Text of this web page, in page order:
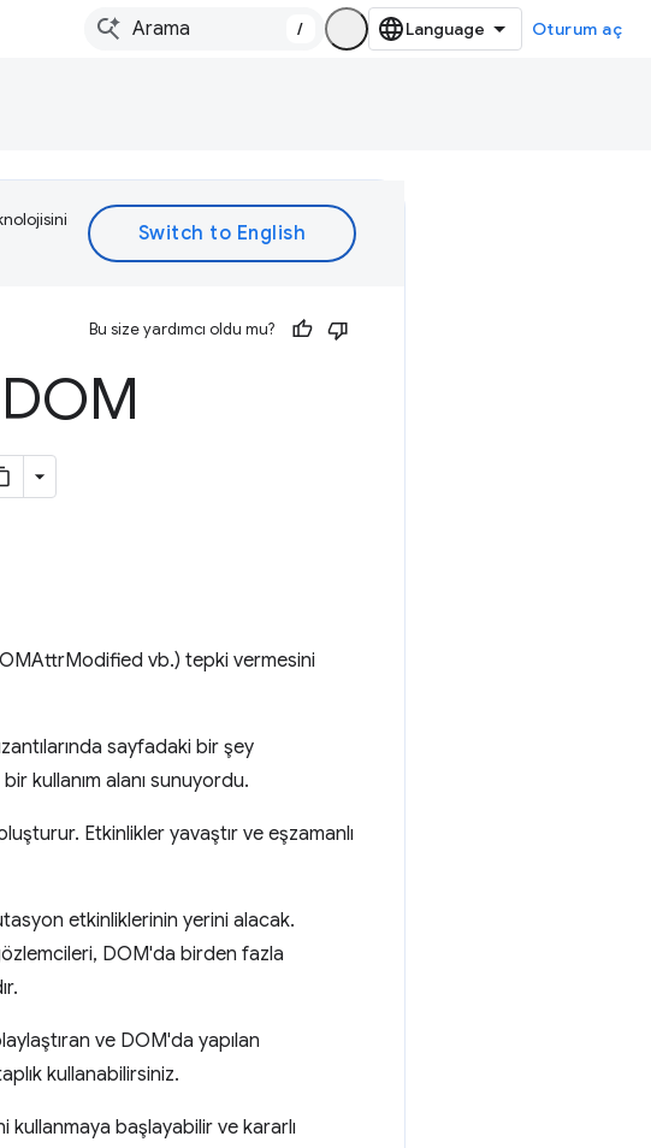
/ Oturum aç
Bu size yardımcı oldu mu?
vb.) tepki vermesini
sayfadaki bir şey
kullanım alanı sunuyordu.
Etkinlikler yavaştır ve eşzamanlı
etkinliklerinin yerini alacak.
DOM'da birden fazla
ve DOM'da yapılan
kullanabilirsiniz.
başlayabilir ve kararlı